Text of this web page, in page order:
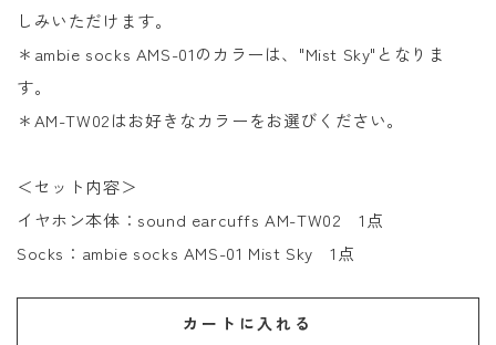
しみいただけます。
＊ ambie socks AMS-01のカラーは、 "Mist Sky"となりま
す。
＊AM-TW02はお好きなカラーをお選びください。
＜セット内容＞
イヤホン本体： sound earcuffs AM-TW02 1点
Socks ： ambie socks AMS-01 Mist Sky 1 点
カートに入れる